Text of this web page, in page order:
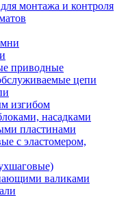
монтажа и контроля
приводные
цепи
изгибом
насадками
пластинами
с эластомером,
валиками